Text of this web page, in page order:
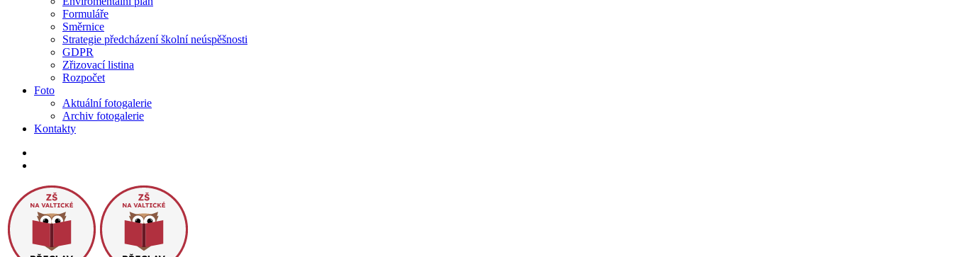
Formuláře
Směrnice
Strategie předcházení školní neúspěšnosti
GDPR
Zřizovací listina
Rozpočet
Foto
Aktuální fotogalerie
Archiv fotogalerie
Kontakty